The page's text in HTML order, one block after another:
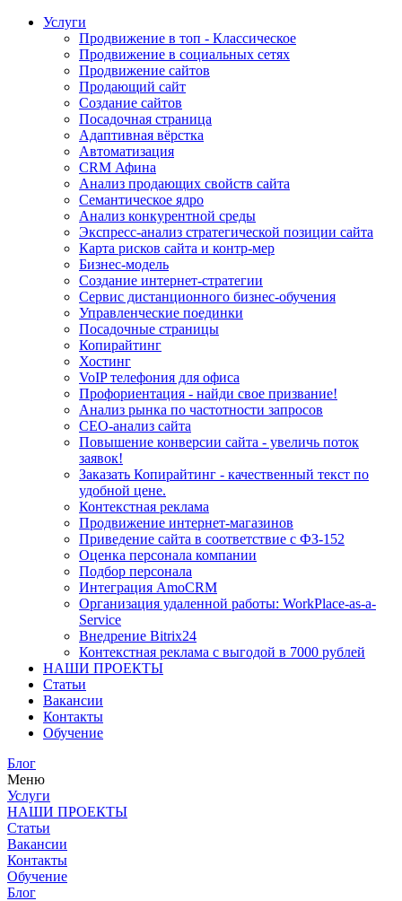
Услуги
Продвижение в топ - Классическое
Продвижение в социальных сетях
Продвижение сайтов
Продающий сайт
Создание сайтов
Посадочная страница
Адаптивная вёрстка
Автоматизация
CRM Афина
Анализ продающих свойств сайта
Семантическое ядро
Анализ конкурентной среды
Экспресс-анализ стратегической позиции сайта
Карта рисков сайта и контр-мер
Бизнес-модель
Создание интернет-стратегии
Сервис дистанционного бизнес-обучения
Управленческие поединки
Посадочные страницы
Копирайтинг
Хостинг
VoIP телефония для офиса
Профориентация - найди свое призвание!
Анализ рынка по частотности запросов
СЕО-анализ сайта
Повышение конверсии сайта - увеличь поток
заявок!
Заказать Копирайтинг - качественный текст по
удобной цене.
Контекстная реклама
Продвижение интернет-магазинов
Приведение сайта в соответствие с ФЗ-152
Оценка персонала компании
Подбор персонала
Интеграция AmoCRM
Организация удаленной работы: WorkPlace-as-a-
Service
Внедрение Bitrix24
Контекстная реклама с выгодой в 7000 рублей
НАШИ ПРОЕКТЫ
Статьи
Вакансии
Контакты
Обучение
Блог
Меню
Услуги
НАШИ ПРОЕКТЫ
Статьи
Вакансии
Контакты
Обучение
Блог